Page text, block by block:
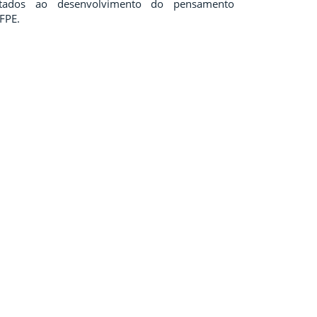
ao desenvolvimento do pensamento